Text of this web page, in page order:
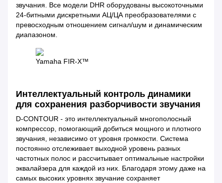
звучания. Все модели DHR оборудованы высокоточными
24-битными дискретными АЦ/ЦА преобразователями с
превосходным отношением сигнал/шум и динамическим
диапазоном.
Yamaha FIR-X™
Интеллектуальный контроль динамики
для сохранения разборчивости звучания
D-CONTOUR - это интеллектуальный многополосный
компрессор, помогающий добиться мощного и плотного
звучания, независимо от уровня громкости. Система
постоянно отслеживает выходной уровень разных
частотных полос и рассчитывает оптимальные настройки
эквалайзера для каждой из них. Благодаря этому даже на
самых высоких уровнях звучание сохраняет